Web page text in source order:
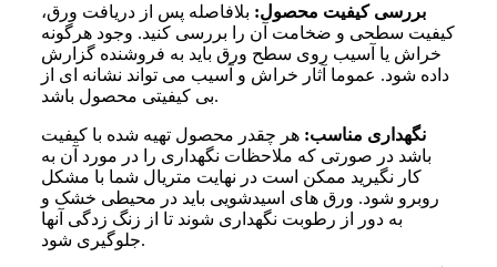
بررسی کیفیت محصول: بلافاصله پس از دریافت ورق،
کیفیت سطحی و ضخامت آن را بررسی کنید. وجود هرگونه
خراش یا آسیب روی سطح ورق باید به فروشنده گزارش
داده شود. عموما آثار خراش و آسیب می تواند نشانه ای از
بی کیفیتی محصول باشد.
نگهداری مناسب: هر چقدر محصول تهیه شده با کیفیت
باشد در صورتی که ملاحظات نگهداری را در مورد آن به
کار نگیرید ممکن است در نهایت متریال شما با مشکل
روبرو شود. ورق های اسیدشویی باید در محیطی خشک و
به دور از رطوبت نگهداری شوند تا از زنگ زدگی آنها
جلوگیری شود.